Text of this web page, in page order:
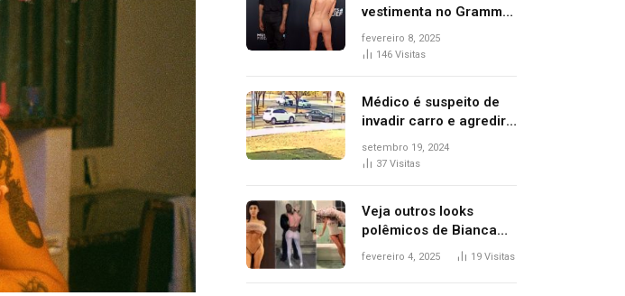
vestimenta no Grammy?
Questionamento surgiu
após Bianca Censori,
premiação
fevereiro 8, 2025
146 Visitas
Médico é suspeito de
invadir carro e agredir
delegado aposentado
durante confusão no
setembro 19, 2024
37 Visitas
Veja outros looks
polêmicos de Bianca
Censori, esposa de
fevereiro 4, 2025 19 Visitas